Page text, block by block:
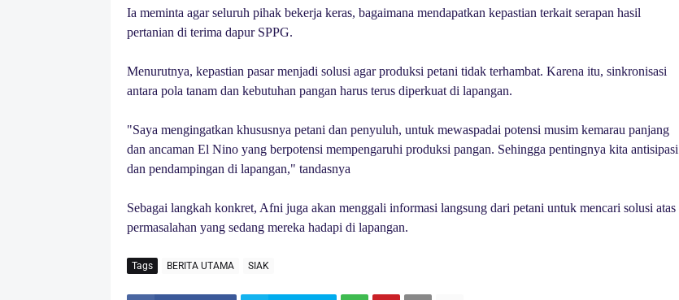
Ia meminta agar seluruh pihak bekerja keras, bagaimana mendapatkan kepastian terkait serapan hasil
pertanian di terima dapur SPPG.
Menurutnya, kepastian pasar menjadi solusi agar produksi petani tidak terhambat. Karena itu, sinkronisasi
antara pola tanam dan kebutuhan pangan harus terus diperkuat di lapangan.
"Saya mengingatkan khususnya petani dan penyuluh, untuk mewaspadai potensi musim kemarau panjang
dan ancaman El Nino yang berpotensi mempengaruhi produksi pangan. Sehingga pentingnya kita antisipasi
dan pendampingan di lapangan," tandasnya
Sebagai langkah konkret, Afni juga akan menggali informasi langsung dari petani untuk mencari solusi atas
permasalahan yang sedang mereka hadapi di lapangan.
Tags BERITA UTAMA SIAK